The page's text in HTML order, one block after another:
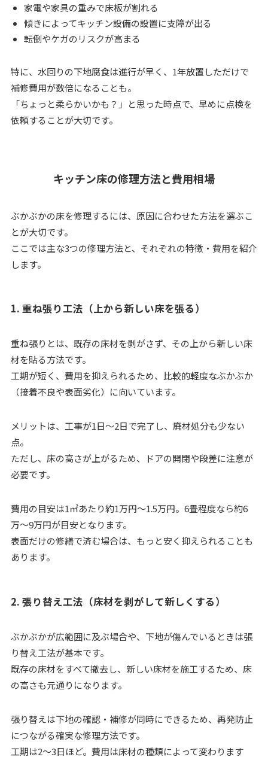
家電や家具の重みで床板が割れる
傾きによってキッチン設備の設置に支障が出る
転倒やケガのリスクが高まる
特に、水回りの下地腐食は進行が早く、1年放置しただけで
補修費用が数倍になることも。
「ちょっと柔らかいかも？」と思った時点で、早めに点検を
依頼することが大切です。
キッチン床の修理方法と費用相場
ぶかぶかの床を修理するには、原因に合わせた方法を選ぶこ
とが大切です。
ここでは主な3つの修理方法と、それぞれの特徴・費用を紹介
します。
1. 重ね張り工法（上から新しい床を張る）
重ね張りとは、既存の床材を剥がさず、その上から新しい床
材を貼る方法です。
工期が短く、費用を抑えられるため、比較的軽度なぶかぶか
（接着不良や表面劣化）に向いています。
メリットは、工事が1日〜2日で完了し、廃材処分も少ない
点。
ただし、床の高さが上がるため、ドアの開閉や段差に注意が
必要です。
費用の目安は1㎡あたり約1万円〜1.5万円。6畳程度なら約6
万〜9万円が目安となります。
表面だけの修繕で済む場合は、もっと安く抑えられることも
あります。
2. 張り替え工法（床材を剥がして新しくする）
ぶかぶかが広範囲に及ぶ場合や、下地が傷んでいるときは張
り替え工法が基本です。
既存の床材をすべて撤去し、新しい床材を施工するため、床
の高さも元通りになります。
張り替えは下地の確認・補修が同時にできるため、再発防止
につながる確実な修理方法です。
工期は2〜3日ほど。費用は床材の種類によって変わります